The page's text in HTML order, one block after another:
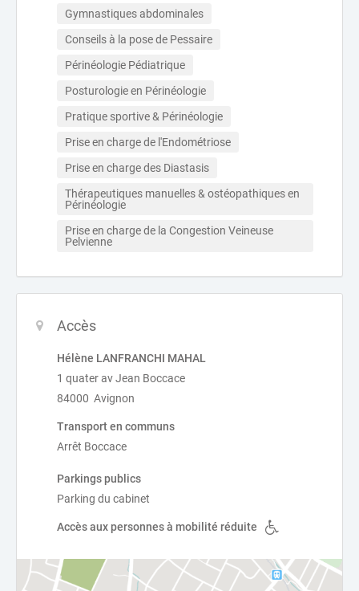
Gymnastiques abdominales
Conseils à la pose de Pessaire
Périnéologie Pédiatrique
Posturologie en Périnéologie
Pratique sportive & Périnéologie
Prise en charge de l'Endométriose
Prise en charge des Diastasis
Thérapeutiques manuelles & ostéopathiques en
Périnéologie
Prise en charge de la Congestion Veineuse
Pelvienne
Accès
Hélène LANFRANCHI MAHAL
1 quater av Jean Boccace
84000 Avignon
Transport en communs
Arrêt Boccace
Parkings publics
Parking du cabinet
Accès aux personnes à mobilité réduite